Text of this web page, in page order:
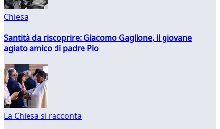
Chiesa
Santità da riscoprire: Giacomo Gaglione, il giovane
agiato amico di padre Pio
La Chiesa si racconta